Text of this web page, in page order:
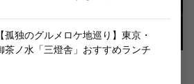
ダもカレーも！「ご飯おかわり自由
【孤独のグルメロケ地巡り】東京・
茶ノ水「三燈舎」おすすめランチ